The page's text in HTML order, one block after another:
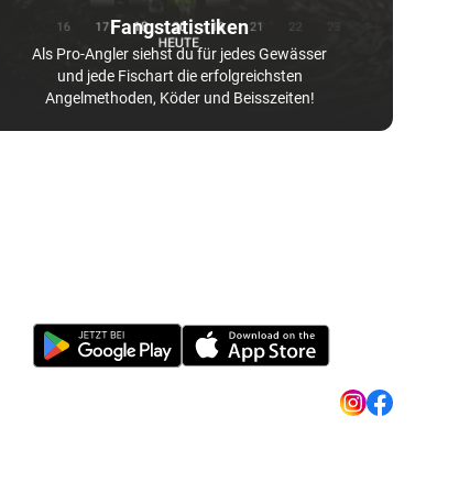
Fangstatistiken
Als Pro-Angler siehst du für jedes Gewässer
und jede Fischart die erfolgreichsten
Angelmethoden, Köder und Beisszeiten!